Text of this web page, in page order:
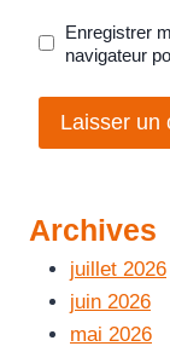
Enregistrer
navigateur
Archives
juillet 2026
juin 2026
mai 2026